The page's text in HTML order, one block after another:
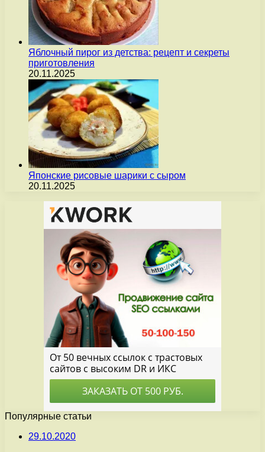
Яблочный пирог из детства: рецепт и секреты
приготовления
20.11.2025
Японские рисовые шарики с сыром
20.11.2025
Популярные статьи
29.10.2020